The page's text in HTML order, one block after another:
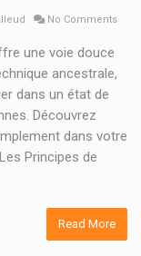
No Comments
une voie douce
ancestrale,
dans un état de
Découvrez
dans votre
Principes de
Read More